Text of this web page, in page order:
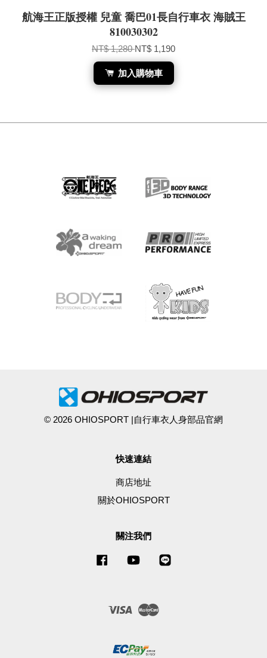
航海王正版授權 兒童 喬巴01長自行車衣 海賊王
810030302
NT$ 1,280NT$ 1,190
加入購物車
© 2026 OHIOSPORT |自行車衣人身部品官網
快速連結
商店地址
關於OHIOSPORT
關注我們
Facebook YouTube
Visa